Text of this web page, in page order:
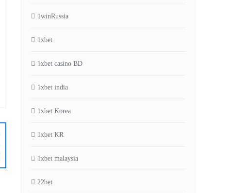
1winRussia
1xbet
1xbet casino BD
1xbet india
1xbet Korea
1xbet KR
1xbet malaysia
22bet